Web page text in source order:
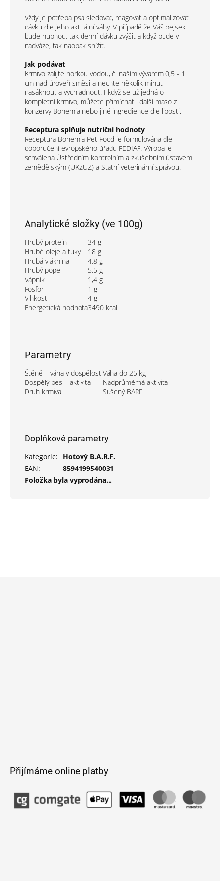
Vždy je potřeba psa sledovat, reagovat a optimalizovat
dávku dle jeho aktuální váhy. V případě že Váš pejsek
bude hubnou, tak denní dávku zvýšit a když bude v
nadváze, tak naopak snížit.
Jak podávat
Krmivo zalijte horkou vodou, či naším vývarem 0,5 - 1
cm nad úroveň směsi a nechte několik minut
nasáknout a vychladnout. I když se už jedná o
kompletní krmivo, můžete přimíchat i další maso z
konzervy Bohemia nebo jiné ingredience dle libosti.
Receptura splňuje nutriční hodnoty
Receptura Bohemia Pet Food je formulována dle
doporučení evropského úřadu FEDIAF. Výroba je
schválena Ústředním kontrolním a zkušebním ústavem
zemědělským (UKZUZ) a Státní veterinární správou.
Analytické složky (ve 100g)
Hrubý protein
34 g
Hrubé oleje a tuky
18 g
Hrubá vláknina
4,8 g
Hrubý popel
5,5 g
Vápník
1,4 g
Fosfor
1 g
Vlhkost
4 g
Energetická hodnota3490 kcal
Parametry
Štěně – váha v dospělostiVáha do 25 kg
Dospělý pes – aktivita
Nadprůměrná aktivita
Druh krmiva
Sušený BARF
Doplňkové parametry
Kategorie:
Hotový B.A.R.F.
EAN:
8594199540031
Položka byla vyprodána…
Přijímáme online platby